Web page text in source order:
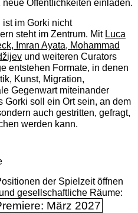
neue Öffentlichkeiten einladen.
im Gorki nicht
steht im Zentrum. Mit Luca
Imran Ayata, Mohammad
und weiteren Curators
entstehen Formate, in denen
Kunst, Migration,
Gegenwart miteinander
Gorki soll ein Ort sein, an dem
auch gestritten, gefragt,
werden kann.
der Spielzeit öffnen
gesellschaftliche Räume:
März 2027